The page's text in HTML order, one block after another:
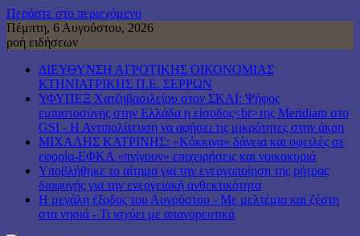
Περάστε στο περιεχόμενο
Πέμπτη, 6 Αυγούστου, 2026
ροή ειδήσεων
ΔΙΕΥΘΥΝΣΗ ΑΓΡΟΤΙΚΗΣ ΟΙΚΟΝΟΜΙΑΣ
ΚΤΗΝΙΑΤΡΙΚΗΣ Π.Ε. ΣΕΡΡΩΝ
ΥΦΥΠΕΞ Χατζηβασιλείου στον ΣΚΑΪ: Ψήφος
εμπιστοσύνης στην Ελλάδα η είσοδος<br>της Meridiam στο
GSI - Η Αντιπολίτευση να αφήσει τις μικρότητες στην άκρη
ΜΙΧΑΛΗΣ ΚΑΤΡΙΝΗΣ: «Κόκκινα» δάνεια και οφειλές σε
εφορία-ΕΦΚΑ «πνίγουν» επιχειρήσεις και νοικοκυριά
Υποβλήθηκε το αίτημα για την ενεργοποίηση της ρήτρας
διαφυγής για την ενεργειακή ανθεκτικότητα
Η μεγάλη έξοδος του Αυγούστου - Με μελτέμια και ζέστη
στα νησιά - Τι ισχύει με απαγορευτικά